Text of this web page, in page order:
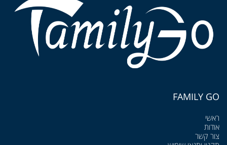
FAMILY GO
ראשי
אודות
צור קשר